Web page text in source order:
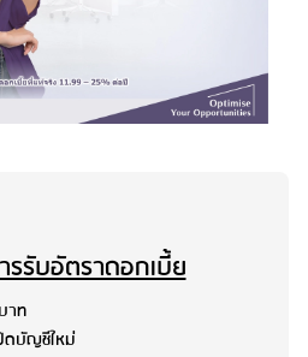
รรับอัตราดอกเบี้ย
าท
ดบัญชีใหม่